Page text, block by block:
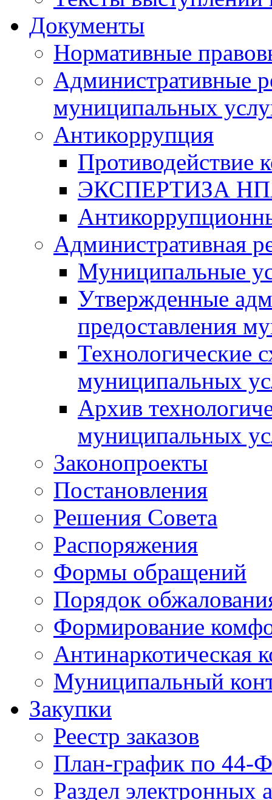
Документы
Нормативные
Административные
муниципальных
Антикоррупция
Противодействие
ЭКСПЕРТИЗА
Административная
Муниципальные
Утвержденные
предоставления
Технологические
муниципальных
Архив
муниципальных
Законопроекты
Постановления
Решения Совета
Распоряжения
Формы обращений
Порядок
Формирование
Антинаркотическая
Муниципальный
Закупки
Реестр заказов
План-график по 44-
Раздел